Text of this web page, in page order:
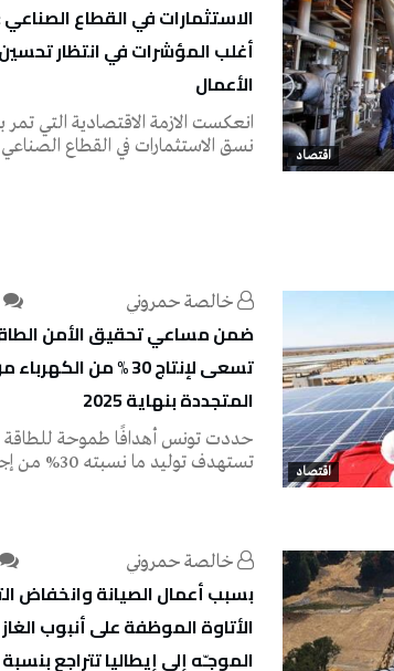
اقتصاد
الاستثمارات في القطاع
أغلب المؤشرات في انتظار
الأعمال
انعكست الازمة الاقتصادية التي تمر
نسق الاستثمارات في القطاع
اقتصاد
خالصة حمروني
ضمن مساعي تحقيق الأمن
تسعى لإنتاج 30 % من
المتجددة بنهاية 2025
حددت تونس أهدافًا طموحة للطاقة
تستهدف توليد ما نسبته 30% من إجمالي…
خالصة حمروني
بسبب أعمال الصيانة وانخفاض
الأتاوة الموظفة على أنبوب
الموجـّه إلى إيطاليا تتراجع بنسبة 3 %